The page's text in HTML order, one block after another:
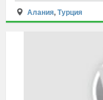
Алания,Турция